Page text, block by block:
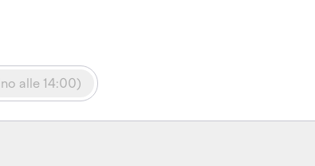
alle 14:00)